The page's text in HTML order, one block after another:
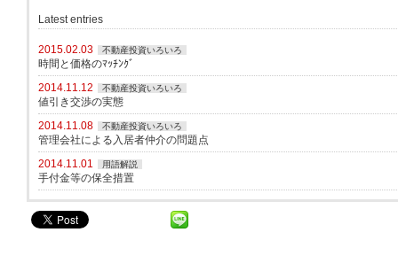
Latest entries
2015.02.03 不動産投資いろいろ
時間と価格のﾏｯﾁﾝｸﾞ
2014.11.12
不動産投資いろいろ
値引き交渉の実態
2014.11.08
不動産投資いろいろ
管理会社による入居者仲介の問題点
2014.11.01
用語解説
手付金等の保全措置